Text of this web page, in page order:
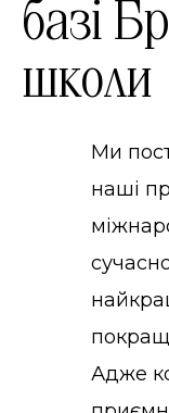
НОВА
базі
школи
Ми
наші
Адже